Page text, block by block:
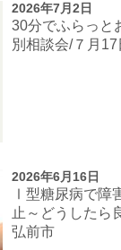
2026年7月2日
30分でふらっ
別相談会/７月17
2026年6月16日
Ⅰ型糖尿病で障
止～どうしたら
弘前市